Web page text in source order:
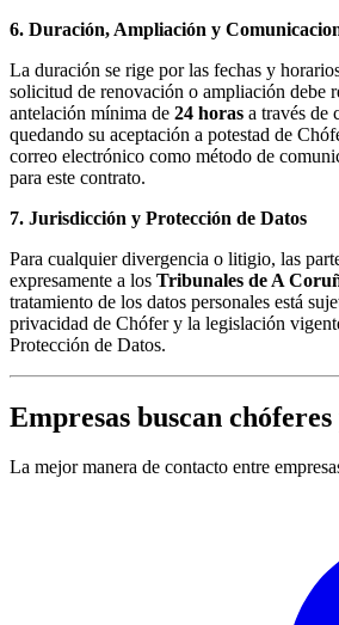
6. Duración, Ampliación y
La duración se rige por las fechas y
solicitud de renovación o ampliación debe
antelación mínima de 24 horas a través de
quedando su aceptación a potestad de
correo electrónico como método de
para este contrato.
7. Jurisdicción y Protección de Datos
Para cualquier divergencia o litigio, las
expresamente a los Tribunales de A
tratamiento de los datos personales está
privacidad de Chófer y la legislación
Protección de Datos.
Empresas buscan
La mejor manera de contacto entre